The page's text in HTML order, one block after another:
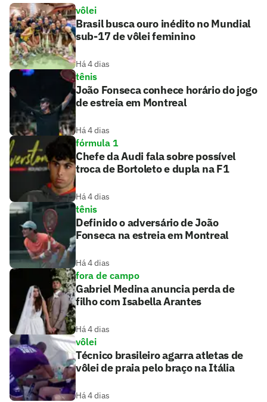
vôlei
Brasil busca ouro inédito no Mundial
sub-17 de vôlei feminino
Há 4 dias
tênis
João Fonseca conhece horário do jogo
de estreia em Montreal
Há 4 dias
fórmula 1
Chefe da Audi fala sobre possível
troca de Bortoleto e dupla na F1
Há 4 dias
tênis
Definido o adversário de João
Fonseca na estreia em Montreal
Há 4 dias
fora de campo
Gabriel Medina anuncia perda de
filho com Isabella Arantes
Há 4 dias
vôlei
Técnico brasileiro agarra atletas de
vôlei de praia pelo braço na Itália
Há 4 dias